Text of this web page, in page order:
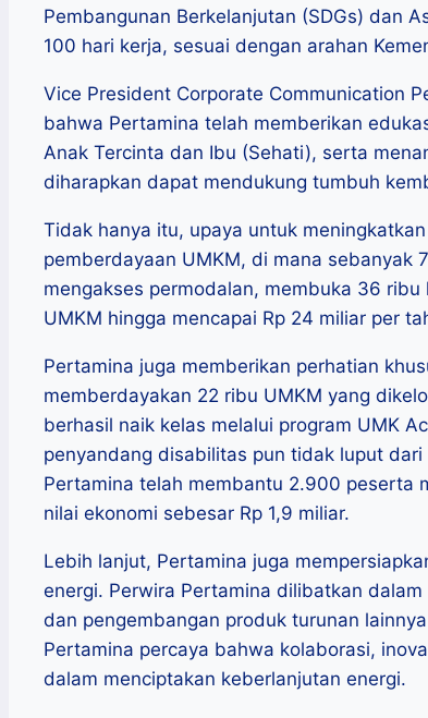
Pembangunan Berkelanjutan (SDGs) dan
100 hari kerja, sesuai dengan arahan
Vice President Corporate Communication
bahwa Pertamina telah memberikan
Anak Tercinta dan Ibu (Sehati), serta
diharapkan dapat mendukung tumbuh
Tidak hanya itu, upaya untuk
pemberdayaan UMKM, di mana sebanyak
mengakses permodalan, membuka 36
UMKM hingga mencapai Rp 24 miliar per
Pertamina juga memberikan perhatian
memberdayakan 22 ribu UMKM yang
berhasil naik kelas melalui program UMK
penyandang disabilitas pun tidak luput
Pertamina telah membantu 2.900 peserta
nilai ekonomi sebesar Rp 1,9 miliar.
Lebih lanjut, Pertamina juga
energi. Perwira Pertamina dilibatkan
dan pengembangan produk turunan
Pertamina percaya bahwa kolaborasi,
dalam menciptakan keberlanjutan energi.